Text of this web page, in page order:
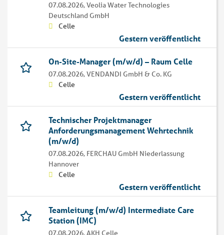
07.08.2026,Veolia Water Technologies
Deutschland GmbH
Celle
Gestern veröffentlicht
On-Site-Manager (m/w/d) – Raum Celle
07.08.2026,VENDANDI GmbH & Co. KG
Celle
Gestern veröffentlicht
Technischer Projektmanager
Anforderungsmanagement Wehrtechnik
(m/w/d)
07.08.2026, FERCHAU GmbH Niederlassung
Hannover
Celle
Gestern veröffentlicht
Teamleitung (m/w/d) Intermediate Care
Station (IMC)
07.08.2026,AKH Celle